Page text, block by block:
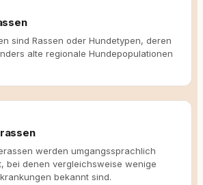
sind Rassen oder Hundetypen, deren
alte regionale Hundepopulationen
werden umgangssprachlich
bei denen vergleichsweise wenige
bekannt sind.